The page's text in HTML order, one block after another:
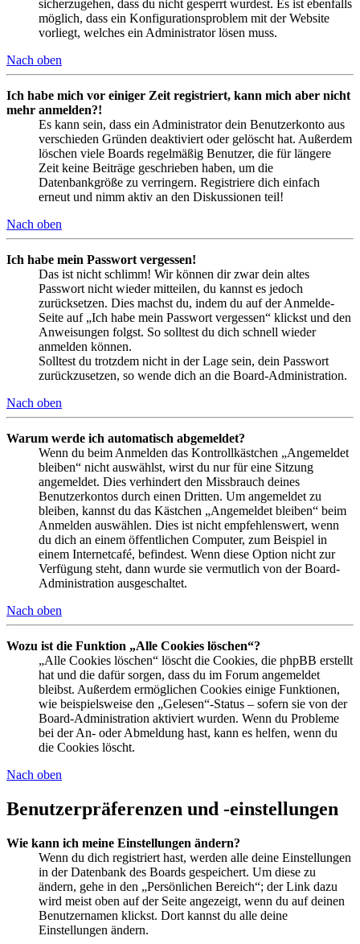
sicherzugehen, dass du nicht gesperrt wurdest. Es ist ebenfalls
möglich, dass ein Konfigurationsproblem mit der Website
vorliegt, welches ein Administrator lösen muss.
Nach oben
Ich habe mich vor einiger Zeit registriert, kann mich aber nicht
mehr anmelden?!
Es kann sein, dass ein Administrator dein Benutzerkonto aus
verschieden Gründen deaktiviert oder gelöscht hat. Außerdem
löschen viele Boards regelmäßig Benutzer, die für längere
Zeit keine Beiträge geschrieben haben, um die
Datenbankgröße zu verringern. Registriere dich einfach
erneut und nimm aktiv an den Diskussionen teil!
Nach oben
Ich habe mein Passwort vergessen!
Das ist nicht schlimm! Wir können dir zwar dein altes
Passwort nicht wieder mitteilen, du kannst es jedoch
zurücksetzen. Dies machst du, indem du auf der Anmelde-
Seite auf „Ich habe mein Passwort vergessen“ klickst und den
Anweisungen folgst. So solltest du dich schnell wieder
anmelden können.
Solltest du trotzdem nicht in der Lage sein, dein Passwort
zurückzusetzen, so wende dich an die Board-Administration.
Nach oben
Warum werde ich automatisch abgemeldet?
Wenn du beim Anmelden das Kontrollkästchen „Angemeldet
bleiben“ nicht auswählst, wirst du nur für eine Sitzung
angemeldet. Dies verhindert den Missbrauch deines
Benutzerkontos durch einen Dritten. Um angemeldet zu
bleiben, kannst du das Kästchen „Angemeldet bleiben“ beim
Anmelden auswählen. Dies ist nicht empfehlenswert, wenn
du dich an einem öffentlichen Computer, zum Beispiel in
einem Internetcafé, befindest. Wenn diese Option nicht zur
Verfügung steht, dann wurde sie vermutlich von der Board-
Administration ausgeschaltet.
Nach oben
Wozu ist die Funktion „Alle Cookies löschen“?
„Alle Cookies löschen“ löscht die Cookies, die phpBB erstellt
hat und die dafür sorgen, dass du im Forum angemeldet
bleibst. Außerdem ermöglichen Cookies einige Funktionen,
wie beispielsweise den „Gelesen“-Status – sofern sie von der
Board-Administration aktiviert wurden. Wenn du Probleme
bei der An- oder Abmeldung hast, kann es helfen, wenn du
die Cookies löscht.
Nach oben
Benutzerpräferenzen und -einstellungen
Wie kann ich meine Einstellungen ändern?
Wenn du dich registriert hast, werden alle deine Einstellungen
in der Datenbank des Boards gespeichert. Um diese zu
ändern, gehe in den „Persönlichen Bereich“; der Link dazu
wird meist oben auf der Seite angezeigt, wenn du auf deinen
Benutzernamen klickst. Dort kannst du alle deine
Einstellungen ändern.